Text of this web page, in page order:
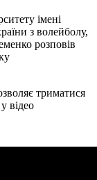
імені
з волейболу,
розповів
триматися
відео